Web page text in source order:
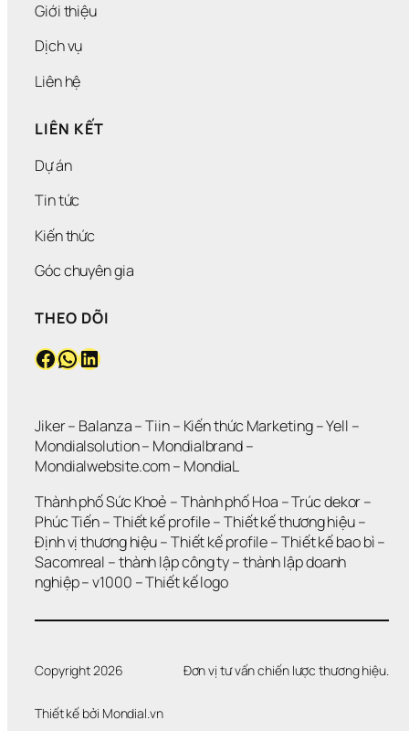
Giới thiệu
Dịch vụ
Liên hệ
LIÊN KẾT
Dự án
Tin tức
Kiến thức
Góc chuyên gia
THEO DÕI
Facebook WhatsApp LinkedIn
Jiker – Balanza – Tiin – Kiến thức Marketing – Yell
Mondialsolution – Mondialbrand
Mondialwebsite.com – MondiaL
Thành phố Sức Khoẻ – Thành phố Hoa – Trúc dekor
Phúc Tiến – Thiết kế profile – Thiết kế thương hiệu
Định vị thương hiệu – Thiết kế profile – Thiết kế bao bì
Sacomreal – thành lập công ty – thành lập doanh
nghiệp – v1000 – Thiết kế logo
Copyright 2026 Đơn vị tư vấn chiến lược thương hiệu.
Thiết kế bởi Mondial.vn